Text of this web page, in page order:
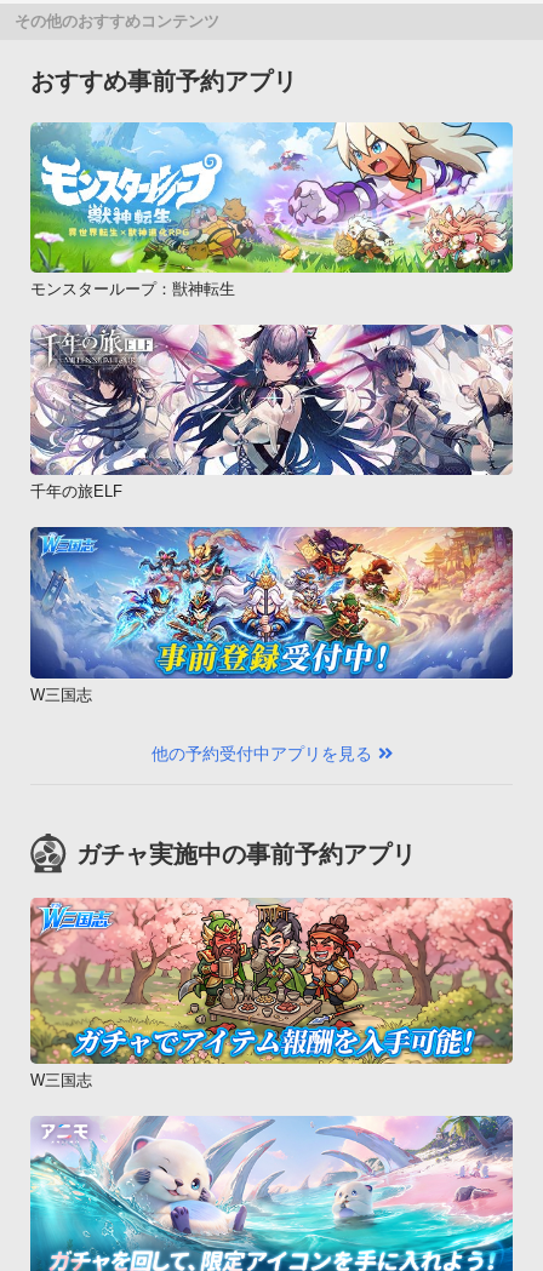
その他のおすすめコンテンツ
おすすめ事前予約アプリ
モンスターループ：獣神転生
千年の旅ELF
W三国志
他の予約受付中アプリを見る
ガチャ実施中の事前予約アプリ
W三国志